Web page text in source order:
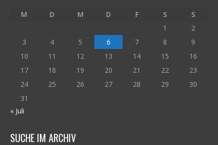
M D M D F S
S
1
2
3
4 5 6 7 8
9
10
11 12 13 14 15
16
17
18 19 20 21 22
23
24
25 26 27 28 29
30
31
« Juli
SUCHE IM ARCHIV